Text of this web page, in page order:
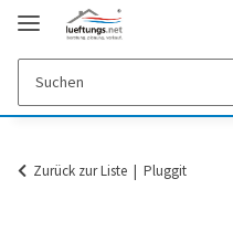
Zurück zur Liste Pluggit